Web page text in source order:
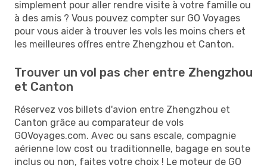
simplement pour aller rendre visite à votre famille ou
à des amis ? Vous pouvez compter sur GO Voyages
pour vous aider à trouver les vols les moins chers et
les meilleures offres entre Zhengzhou et Canton.
Trouver un vol pas cher entre Zhengzhou
et Canton
Réservez vos billets d'avion entre Zhengzhou et
Canton grâce au comparateur de vols
GOVoyages.com. Avec ou sans escale, compagnie
aérienne low cost ou traditionnelle, bagage en soute
inclus ou non, faites votre choix ! Le moteur de GO